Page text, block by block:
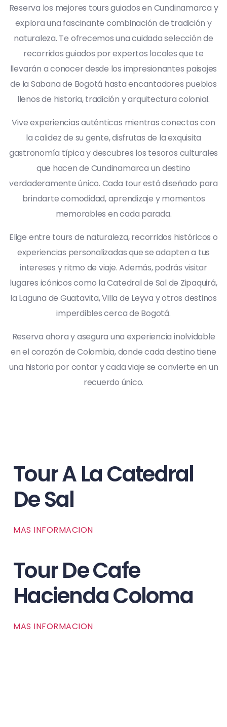
Reserva los mejores tours guiados en Cundinamarca y
explora una fascinante combinación de tradición y
naturaleza. Te ofrecemos una cuidada selección de
recorridos guiados por expertos locales que te
llevarán a conocer desde los impresionantes paisajes
de la Sabana de Bogotá hasta encantadores pueblos
llenos de historia, tradición y arquitectura colonial.
Vive experiencias auténticas mientras conectas con
la calidez de su gente, disfrutas de la exquisita
gastronomía típica y descubres los tesoros culturales
que hacen de Cundinamarca un destino
verdaderamente único. Cada tour está diseñado para
brindarte comodidad, aprendizaje y momentos
memorables en cada parada.
Elige entre tours de naturaleza, recorridos históricos o
experiencias personalizadas que se adapten a tus
intereses y ritmo de viaje. Además, podrás visitar
lugares icónicos como la Catedral de Sal de Zipaquirá,
la Laguna de Guatavita, Villa de Leyva y otros destinos
imperdibles cerca de Bogotá.
Reserva ahora y asegura una experiencia inolvidable
en el corazón de Colombia, donde cada destino tiene
una historia por contar y cada viaje se convierte en un
recuerdo único.
Tour A La Catedral
De Sal
MAS INFORMACION
Tour De Cafe
Hacienda Coloma
MAS INFORMACION